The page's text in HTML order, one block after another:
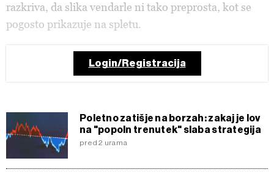
razkriva, da slika vendarle ni tako preprosta, kot se
pogosto prikazuje na spletu.
Login/Registracija
Poletno zatišje na borzah: zakaj je lov
na "popoln trenutek" slaba strategija
pred 2 urama